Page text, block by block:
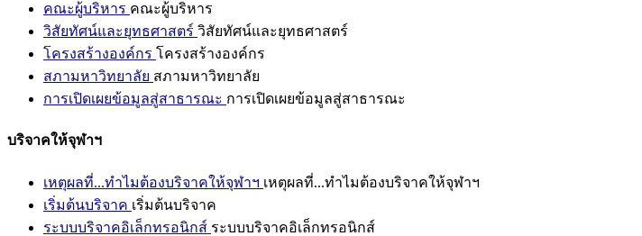
คณะผู้บริหาร คณะผู้บริหาร
วิสัยทัศน์และยุทธศาสตร์ วิสัยทัศน์และยุทธศาสตร์
โครงสร้างองค์กร โครงสร้างองค์กร
สภามหาวิทยาลัย สภามหาวิทยาลัย
การเปิดเผยข้อมูลสู่สาธารณะ การเปิดเผยข้อมูลสู่สาธารณะ
บริจาคให้จุฬาฯ
เหตุผลที่...ทำไมต้องบริจาคให้จุฬาฯ เหตุผลที่...ทำไมต้องบริจาคให้จุฬาฯ
เริ่มต้นบริจาค เริ่มต้นบริจาค
ระบบบริจาคอิเล็กทรอนิกส์ ระบบบริจาคอิเล็กทรอนิกส์